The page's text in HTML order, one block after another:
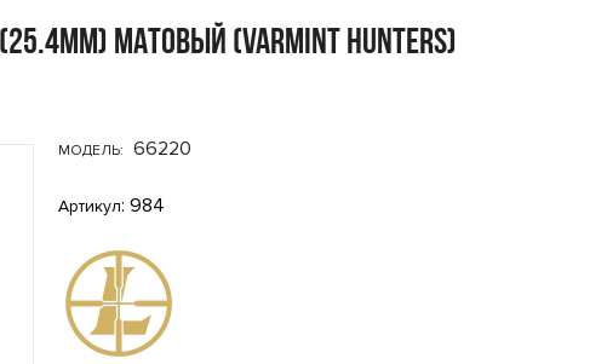
матовый (Varmint Hunters)
МОДЕЛЬ: 66220
Артикул: 984